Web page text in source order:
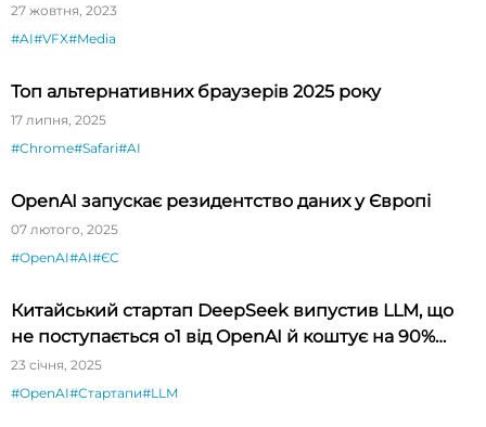
27 жовтня, 2023
#AI#VFX#Media
Топ альтернативних браузерів 2025 року
17 липня, 2025
#Chrome#Safari#AI
OpenAI запускає резидентство даних у Європі
07 лютого, 2025
#OpenAI#AI#ЄС
Китайський стартап DeepSeek випустив LLM, що
не поступається o1 від OpenAI й коштує на 90%
дешевше
23 січня, 2025
#OpenAI#Стартапи#LLM